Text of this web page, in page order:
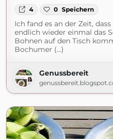
4 0 Speichern
Ich fand es an der Zeit,
endlich wieder einmal das
Bohnen auf den Tisch
Bochumer (...)
Genussbereit